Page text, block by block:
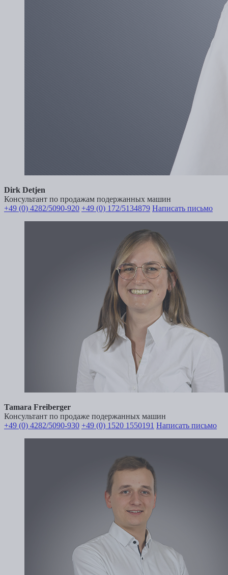
Dirk Detjen
Консультант по продажам подержанных машин
+49 (0) 4282/5090-920 +49 (0) 172/5134879 Написать письмо
Tamara Freiberger
Консультант по продаже подержанных машин
+49 (0) 4282/5090-930 +49 (0) 1520 1550191 Написать письмо